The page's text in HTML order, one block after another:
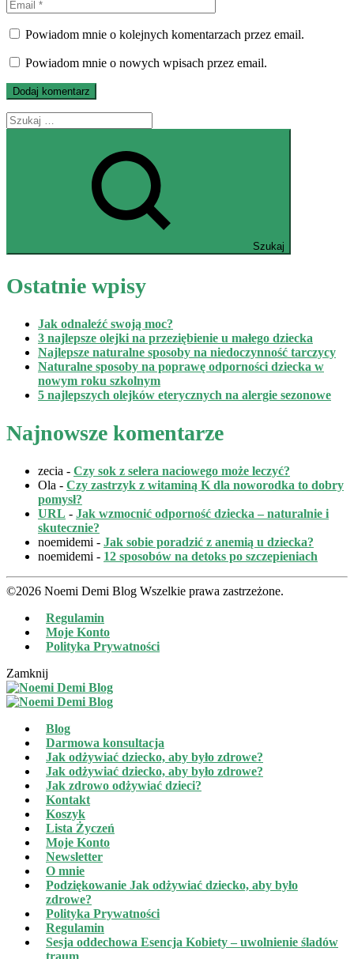
Powiadom mnie o kolejnych komentarzach przez email.
Powiadom mnie o nowych wpisach przez email.
Szukaj
Ostatnie wpisy
Jak odnaleźć swoją moc?
3 najlepsze olejki na przeziębienie u małego dziecka
Najlepsze naturalne sposoby na niedoczynność tarczycy
Naturalne sposoby na poprawę odporności dziecka w
nowym roku szkolnym
5 najlepszych olejków eterycznych na alergie sezonowe
Najnowsze komentarze
zecia - Czy sok z selera naciowego może leczyć?
Ola - Czy zastrzyk z witaminą K dla noworodka to dobry
pomysł?
URL - Jak wzmocnić odporność dziecka – naturalnie i
skutecznie?
noemidemi - Jak sobie poradzić z anemią u dziecka?
noemidemi - 12 sposobów na detoks po szczepieniach
©2026 Noemi Demi Blog Wszelkie prawa zastrzeżone.
Regulamin
Moje Konto
Polityka Prywatności
Zamknij
Blog
Darmowa konsultacja
Jak odżywiać dziecko, aby było zdrowe?
Jak odżywiać dziecko, aby było zdrowe?
Jak zdrowo odżywiać dzieci?
Kontakt
Koszyk
Lista Życzeń
Moje Konto
Newsletter
O mnie
Podziękowanie Jak odżywiać dziecko, aby było
zdrowe?
Polityka Prywatności
Regulamin
Sesja oddechowa Esencja Kobiety – uwolnienie śladów